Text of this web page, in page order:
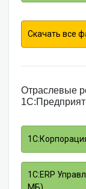
Скачать все
Отраслевые
1С:ERP